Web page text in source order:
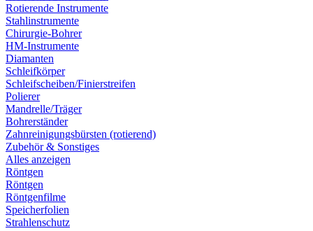
Rotierende Instrumente
Stahlinstrumente
Chirurgie-Bohrer
HM-Instrumente
Diamanten
Schleifkörper
Schleifscheiben/Finierstreifen
Polierer
Mandrelle/Träger
Bohrerständer
Zahnreinigungsbürsten (rotierend)
Zubehör & Sonstiges
Alles anzeigen
Röntgen
Röntgen
Röntgenfilme
Speicherfolien
Strahlenschutz